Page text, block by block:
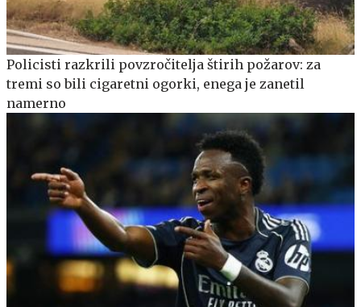
Policisti razkrili povzročitelja štirih požarov: za
tremi so bili cigaretni ogorki, enega je zanetil
namerno